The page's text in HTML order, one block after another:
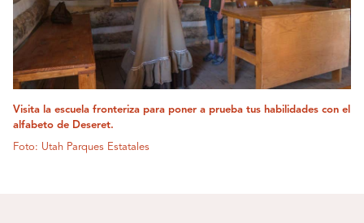
Visita la escuela fronteriza para poner a prueba tus habilidades con el
alfabeto de Deseret.
Foto: Utah Parques Estatales